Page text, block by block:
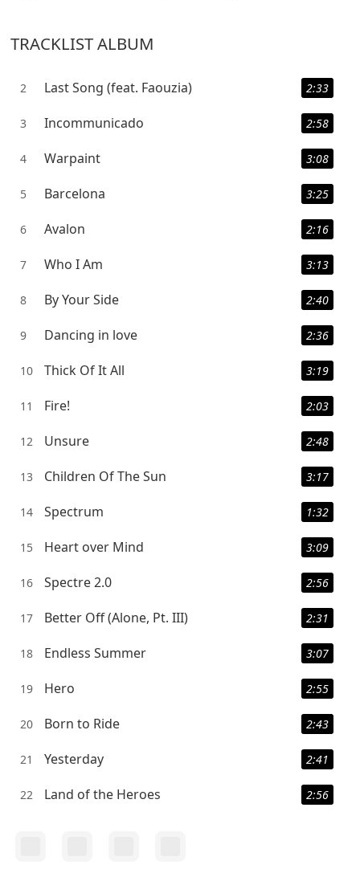
TRACKLIST ALBUM
2 Last Song (feat. Faouzia) 2:33
3 Incommunicado 2:58
4 Warpaint 3:08
5 Barcelona 3:25
6 Avalon 2:16
7 Who I Am 3:13
8 By Your Side 2:40
9 Dancing in love 2:36
10 Thick Of It All 3:19
11 Fire! 2:03
12 Unsure 2:48
13 Children Of The Sun 3:17
14 Spectrum 1:32
15 Heart over Mind 3:09
16 Spectre 2.0 2:56
17 Better Off (Alone, Pt. III) 2:31
18 Endless Summer 3:07
19 Hero 2:55
20 Born to Ride 2:43
21 Yesterday 2:41
22 Land of the Heroes 2:56